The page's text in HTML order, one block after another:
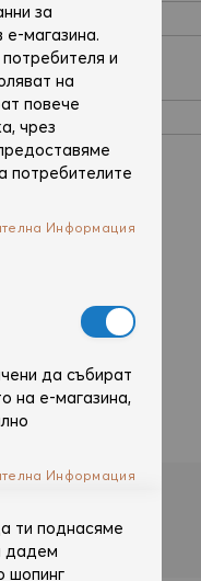
за
е-магазина.
и
на
повече
чрез
потребителите
Информация
да събират
на е-магазина,
Информация
ти поднасяме
дадем
шопинг